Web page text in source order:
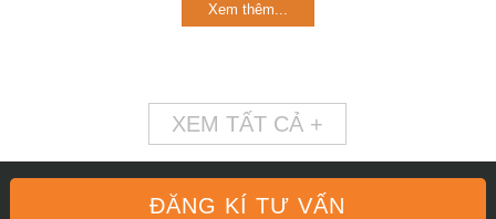
Xem thêm...
XEM TẤT CẢ +
ĐĂNG KÍ TƯ VẤN